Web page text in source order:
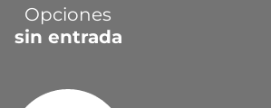
Opciones
sin entrada